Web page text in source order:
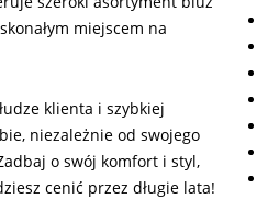
miejscem na
klienta i szybkiej
niezależnie od swojego
o swój komfort i styl,
cenić przez długie lata!